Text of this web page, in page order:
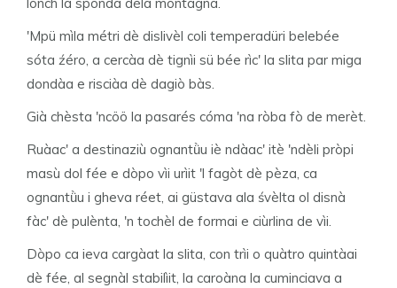
'Mpü mìla métri dè dislivèl coli temperadüri belebée
sóta źéro, a cercàa dè tignìi sü bée rìc' la slita par miga
dondàa e risciàa dè dagiò bàs.
Già chèsta 'ncöö la pasarés cóma 'na ròba fò de merèt.
Ruàac' a destinaziù ognantǜu iè ndàac' itè 'ndèli pròpi
masù dol fée e dòpo vìi urìit 'l fagòt dè pèza, ca
ognantǜu i gheva réet, ai güstava ala śvèlta ol disnà
fàc' dè pulènta, 'n tochèl de formai e ciùrlina de vìi.
Dòpo ca ieva cargàat la slita, con trìi o quàtro quintàai
dè fée, al segnàl stabilìit, la caroàna la cuminciava a